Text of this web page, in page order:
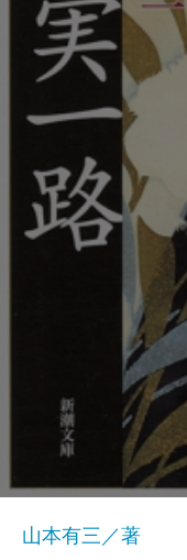
山本有三／著